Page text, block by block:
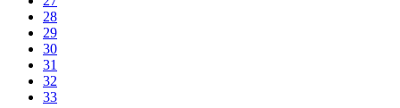
28
29
30
31
32
33